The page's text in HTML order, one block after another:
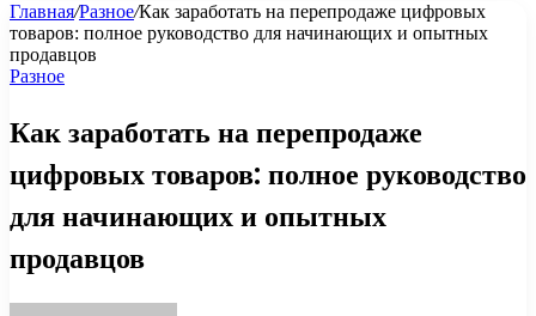
Главная/Разное/Как заработать на перепродаже цифровых
товаров: полное руководство для начинающих и опытных
продавцов
Разное
Как заработать на перепродаже
цифровых товаров: полное руководство
для начинающих и опытных
продавцов